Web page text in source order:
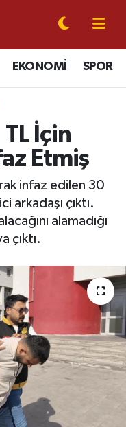
EKONOMİ SPOR
İçin
Etmiş
infaz edilen 30
arkadaşı çıktı.
alamadığı
çıktı.
Haritası